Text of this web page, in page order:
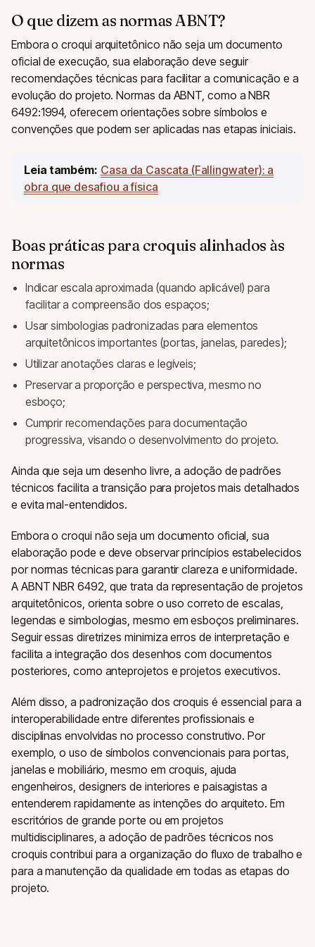
O que dizem as normas ABNT?
Embora o croqui arquitetônico não seja um documento
oficial de execução, sua elaboração deve seguir
recomendações técnicas para facilitar a comunicação e a
evolução do projeto. Normas da ABNT, como a NBR
6492:1994, oferecem orientações sobre símbolos e
convenções que podem ser aplicadas nas etapas iniciais.
Leia também: Casa da Cascata (Fallingwater): a
obra que desafiou a física
Boas práticas para croquis alinhados às
normas
Indicar escala aproximada (quando aplicável) para
facilitar a compreensão dos espaços;
Usar simbologias padronizadas para elementos
arquitetônicos importantes (portas, janelas, paredes);
Utilizar anotações claras e legíveis;
Preservar a proporção e perspectiva, mesmo no
esboço;
Cumprir recomendações para documentação
progressiva, visando o desenvolvimento do projeto.
Ainda que seja um desenho livre, a adoção de padrões
técnicos facilita a transição para projetos mais detalhados
e evita mal-entendidos.
Embora o croqui não seja um documento oficial, sua
elaboração pode e deve observar princípios estabelecidos
por normas técnicas para garantir clareza e uniformidade.
A ABNT NBR 6492, que trata da representação de projetos
arquitetônicos, orienta sobre o uso correto de escalas,
legendas e simbologias, mesmo em esboços preliminares.
Seguir essas diretrizes minimiza erros de interpretação e
facilita a integração dos desenhos com documentos
posteriores, como anteprojetos e projetos executivos.
Além disso, a padronização dos croquis é essencial para a
interoperabilidade entre diferentes profissionais e
disciplinas envolvidas no processo construtivo. Por
exemplo, o uso de símbolos convencionais para portas,
janelas e mobiliário, mesmo em croquis, ajuda
engenheiros, designers de interiores e paisagistas a
entenderem rapidamente as intenções do arquiteto. Em
escritórios de grande porte ou em projetos
multidisciplinares, a adoção de padrões técnicos nos
croquis contribui para a organização do fluxo de trabalho e
para a manutenção da qualidade em todas as etapas do
projeto.